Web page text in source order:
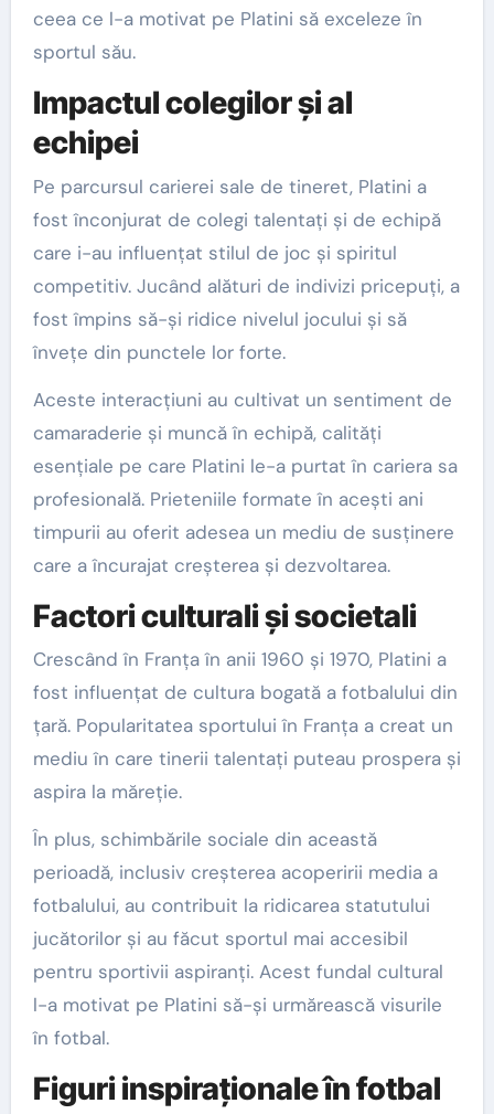
ceea ce l-a motivat pe Platini să exceleze în
sportul său.
Impactul colegilor și al
echipei
Pe parcursul carierei sale de tineret, Platini a
fost înconjurat de colegi talentați și de echipă
care i-au influențat stilul de joc și spiritul
competitiv. Jucând alături de indivizi pricepuți, a
fost împins să-și ridice nivelul jocului și să
învețe din punctele lor forte.
Aceste interacțiuni au cultivat un sentiment de
camaraderie și muncă în echipă, calități
esențiale pe care Platini le-a purtat în cariera sa
profesională. Prieteniile formate în acești ani
timpurii au oferit adesea un mediu de susținere
care a încurajat creșterea și dezvoltarea.
Factori culturali și societali
Crescând în Franța în anii 1960 și 1970, Platini a
fost influențat de cultura bogată a fotbalului din
țară. Popularitatea sportului în Franța a creat un
mediu în care tinerii talentați puteau prospera și
aspira la măreție.
În plus, schimbările sociale din această
perioadă, inclusiv creșterea acoperirii media a
fotbalului, au contribuit la ridicarea statutului
jucătorilor și au făcut sportul mai accesibil
pentru sportivii aspiranți. Acest fundal cultural
l-a motivat pe Platini să-și urmărească visurile
în fotbal.
Figuri inspiraționale în fotbal